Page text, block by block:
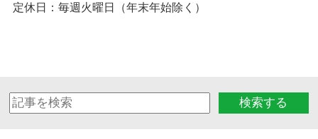
定休日：毎週火曜日（年末年始除く）
検索する